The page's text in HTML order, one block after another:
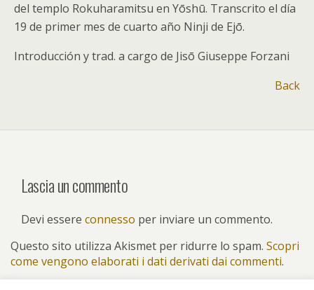
del templo Rokuharamitsu en Yōshū. Transcrito el día
19 de primer mes de cuarto año Ninji de Ejō.
Introducción y trad. a cargo de Jisō Giuseppe Forzani
Back
Lascia un commento
Devi essere connesso per inviare un commento.
Questo sito utilizza Akismet per ridurre lo spam. Scopri
come vengono elaborati i dati derivati dai commenti.